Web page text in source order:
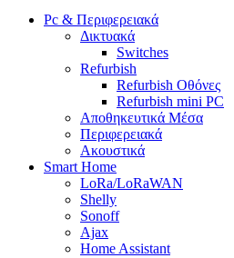
Pc & Περιφερειακά
Δικτυακά
Switches
Refurbish
Refurbish Οθόνες
Refurbish mini PC
Αποθηκευτικά Μέσα
Περιφερειακά
Ακουστικά
Smart Home
LoRa/LoRaWAN
Shelly
Sonoff
Ajax
Home Assistant